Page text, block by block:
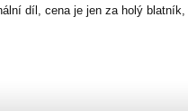
díl, cena je jen za holý